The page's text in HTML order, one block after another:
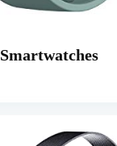
Smartwatches